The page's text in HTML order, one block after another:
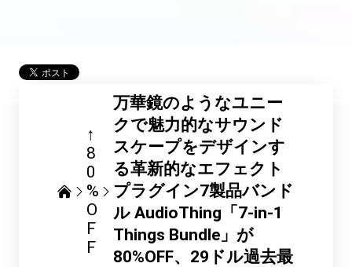
↑
8
0
%
O
F
F
万華鏡のようなユニー
クで魅力的なサウンド
スケープをデザインす
る革新的なエフェクト
プラグイン7製品バンド
ル AudioThing「7-in-1
Things Bundle」が
80%OFF、29ドル過去最